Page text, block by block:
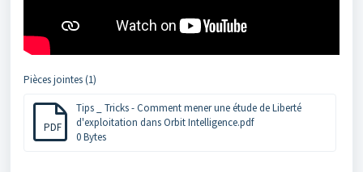
Pièces jointes (1)
PDF
Tips _ Tricks - Comment mener une étude de Liberté
d'exploitation dans Orbit Intelligence.pdf
0 Bytes